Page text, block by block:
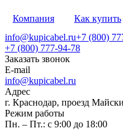
Компания Как купить
info@kupicabel.ru+7 (800)
+7 (800) 777-94-78
Заказать звонок
E-mail
info@kupicabel.ru
Адрес
г. Краснодар, проезд
Режим работы
Пн. – Пт.: с 9:00 до 18:00